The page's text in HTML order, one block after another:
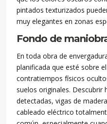
pintados texturizados
muy elegantes en zonas
Fondo de
En toda obra de
planificada que esté sobre
contratiempos físicos
suelos originales. Descubrir
detectadas, vigas de
cableado eléctrico